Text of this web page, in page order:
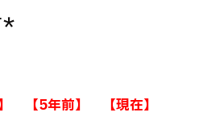
【5年前】 【現在】